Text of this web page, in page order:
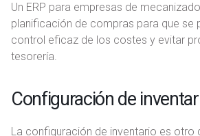
Un ERP para empresas de
planificación de compras para que se
control eficaz de los costes y evitar
tesorería.
Configuración de
La configuración de inventario es otro